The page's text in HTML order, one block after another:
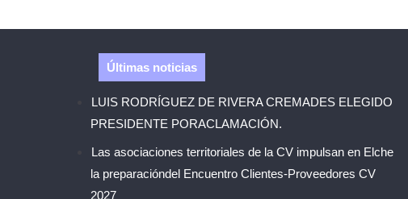
Últimas noticias
LUIS RODRÍGUEZ DE RIVERA CREMADES ELEGIDO
PRESIDENTE PORACLAMACIÓN.
Las asociaciones territoriales de la CV impulsan en Elche
la preparacióndel Encuentro Clientes-Proveedores CV
2027